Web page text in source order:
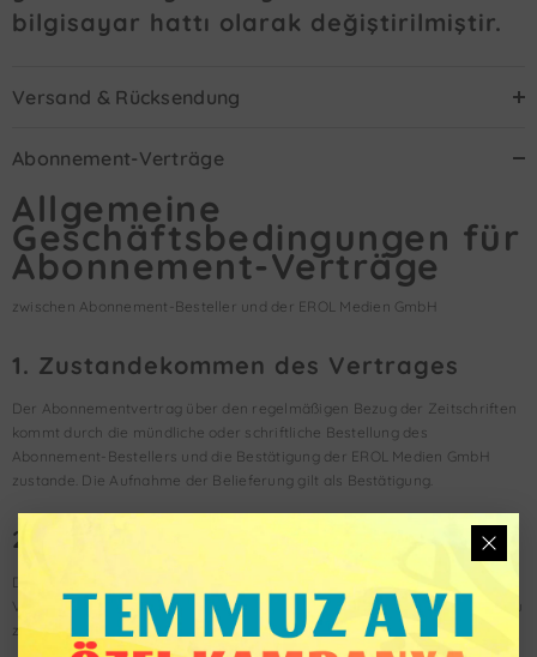
bilgisayar hattı olarak değiştirilmiştir.
Versand & Rücksendung
Abonnement-Verträge
Allgemeine
Geschäftsbedingungen für
Abonnement-Verträge
zwischen Abonnement-Besteller und der EROL Medien GmbH
1. Zustandekommen des Vertrages
Der Abonnementvertrag über den regelmäßigen Bezug der Zeitschriften
kommt durch die mündliche oder schriftliche Bestellung des
Abonnement-Bestellers und die Bestätigung der EROL Medien GmbH
zustande. Die Aufnahme der Belieferung gilt als Bestätigung.
2. Obliegenheiten des Abonnenten
Der Abonnent ist verpflichtet, die Zeitschrift für die Dauer des
Vertragsverhältnisses abzunehmen und den vereinbarten Bezugspreis zu
zahlen.